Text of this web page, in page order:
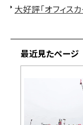
大好評「オフィス
最近見たページ